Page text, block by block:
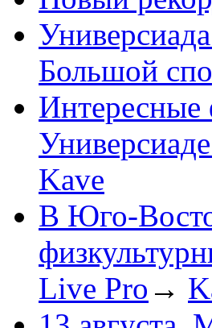
Большой
Интересные
Kave
В Юго-
Live Pro →